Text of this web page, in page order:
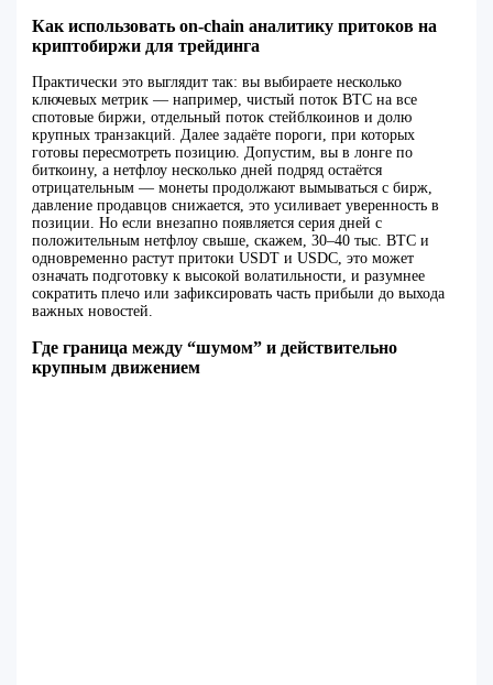
Как использовать on-chain аналитику притоков на
криптобиржи для трейдинга
Практически это выглядит так: вы выбираете несколько
ключевых метрик — например, чистый поток BTC на все
спотовые биржи, отдельный поток стейблкоинов и долю
крупных транзакций. Далее задаёте пороги, при которых
готовы пересмотреть позицию. Допустим, вы в лонге по
биткоину, а нетфлоу несколько дней подряд остаётся
отрицательным — монеты продолжают вымываться с бирж,
давление продавцов снижается, это усиливает уверенность в
позиции. Но если внезапно появляется серия дней с
положительным нетфлоу свыше, скажем, 30–40 тыс. BTC и
одновременно растут притоки USDT и USDC, это может
означать подготовку к высокой волатильности, и разумнее
сократить плечо или зафиксировать часть прибыли до выхода
важных новостей.
Где граница между “шумом” и действительно
крупным движением